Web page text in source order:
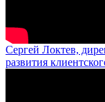
Сергей Локтев,
развития